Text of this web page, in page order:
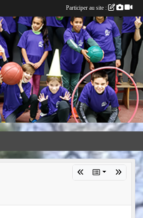
Participer au site :